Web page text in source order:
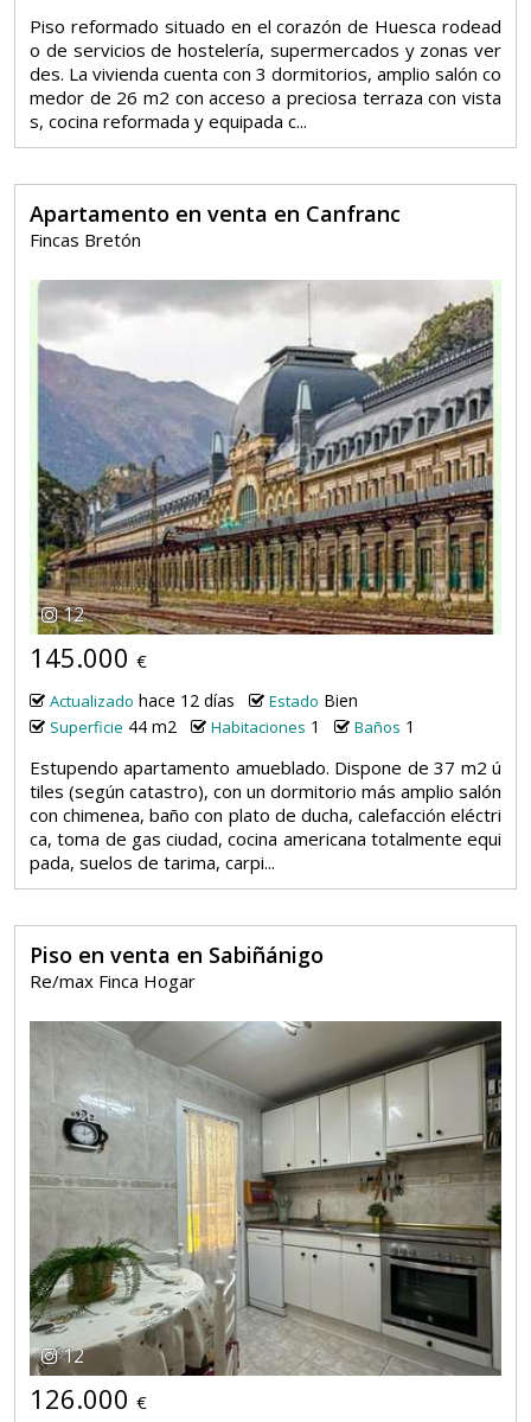
Piso reformado situado en el corazón de Huesca rodead
o de servicios de hostelería, supermercados y zonas ver
des. La vivienda cuenta con 3 dormitorios, amplio salón co
medor de 26 m2 con acceso a preciosa terraza con vista
s, cocina reformada y equipada c...
Apartamento en venta en Canfranc
Fincas Bretón
12
145.000 €
Actualizado hace 12 días Estado Bien
Superficie 44 m2 Habitaciones 1 Baños 1
Estupendo apartamento amueblado. Dispone de 37 m2 ú
tiles (según catastro), con un dormitorio más amplio salón
con chimenea, baño con plato de ducha, calefacción eléctri
ca, toma de gas ciudad, cocina americana totalmente equi
pada, suelos de tarima, carpi...
Piso en venta en Sabiñánigo
Re/max Finca Hogar
12
126.000 €